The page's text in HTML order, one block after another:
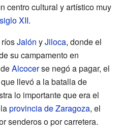
centro cultural y artístico muy
siglo XII.
Jalón yJiloca, donde el
su campamento en
Alcocerse negó a pagar, el
llevó a la batalla de
lo importante que era el
provincia de Zaragoza, el
senderos o por carretera.